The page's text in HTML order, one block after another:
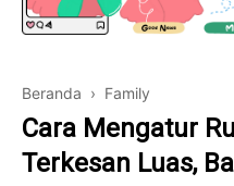
Motherhood
Review
Beranda › Family
Cara Mengatur
Terkesan Luas,